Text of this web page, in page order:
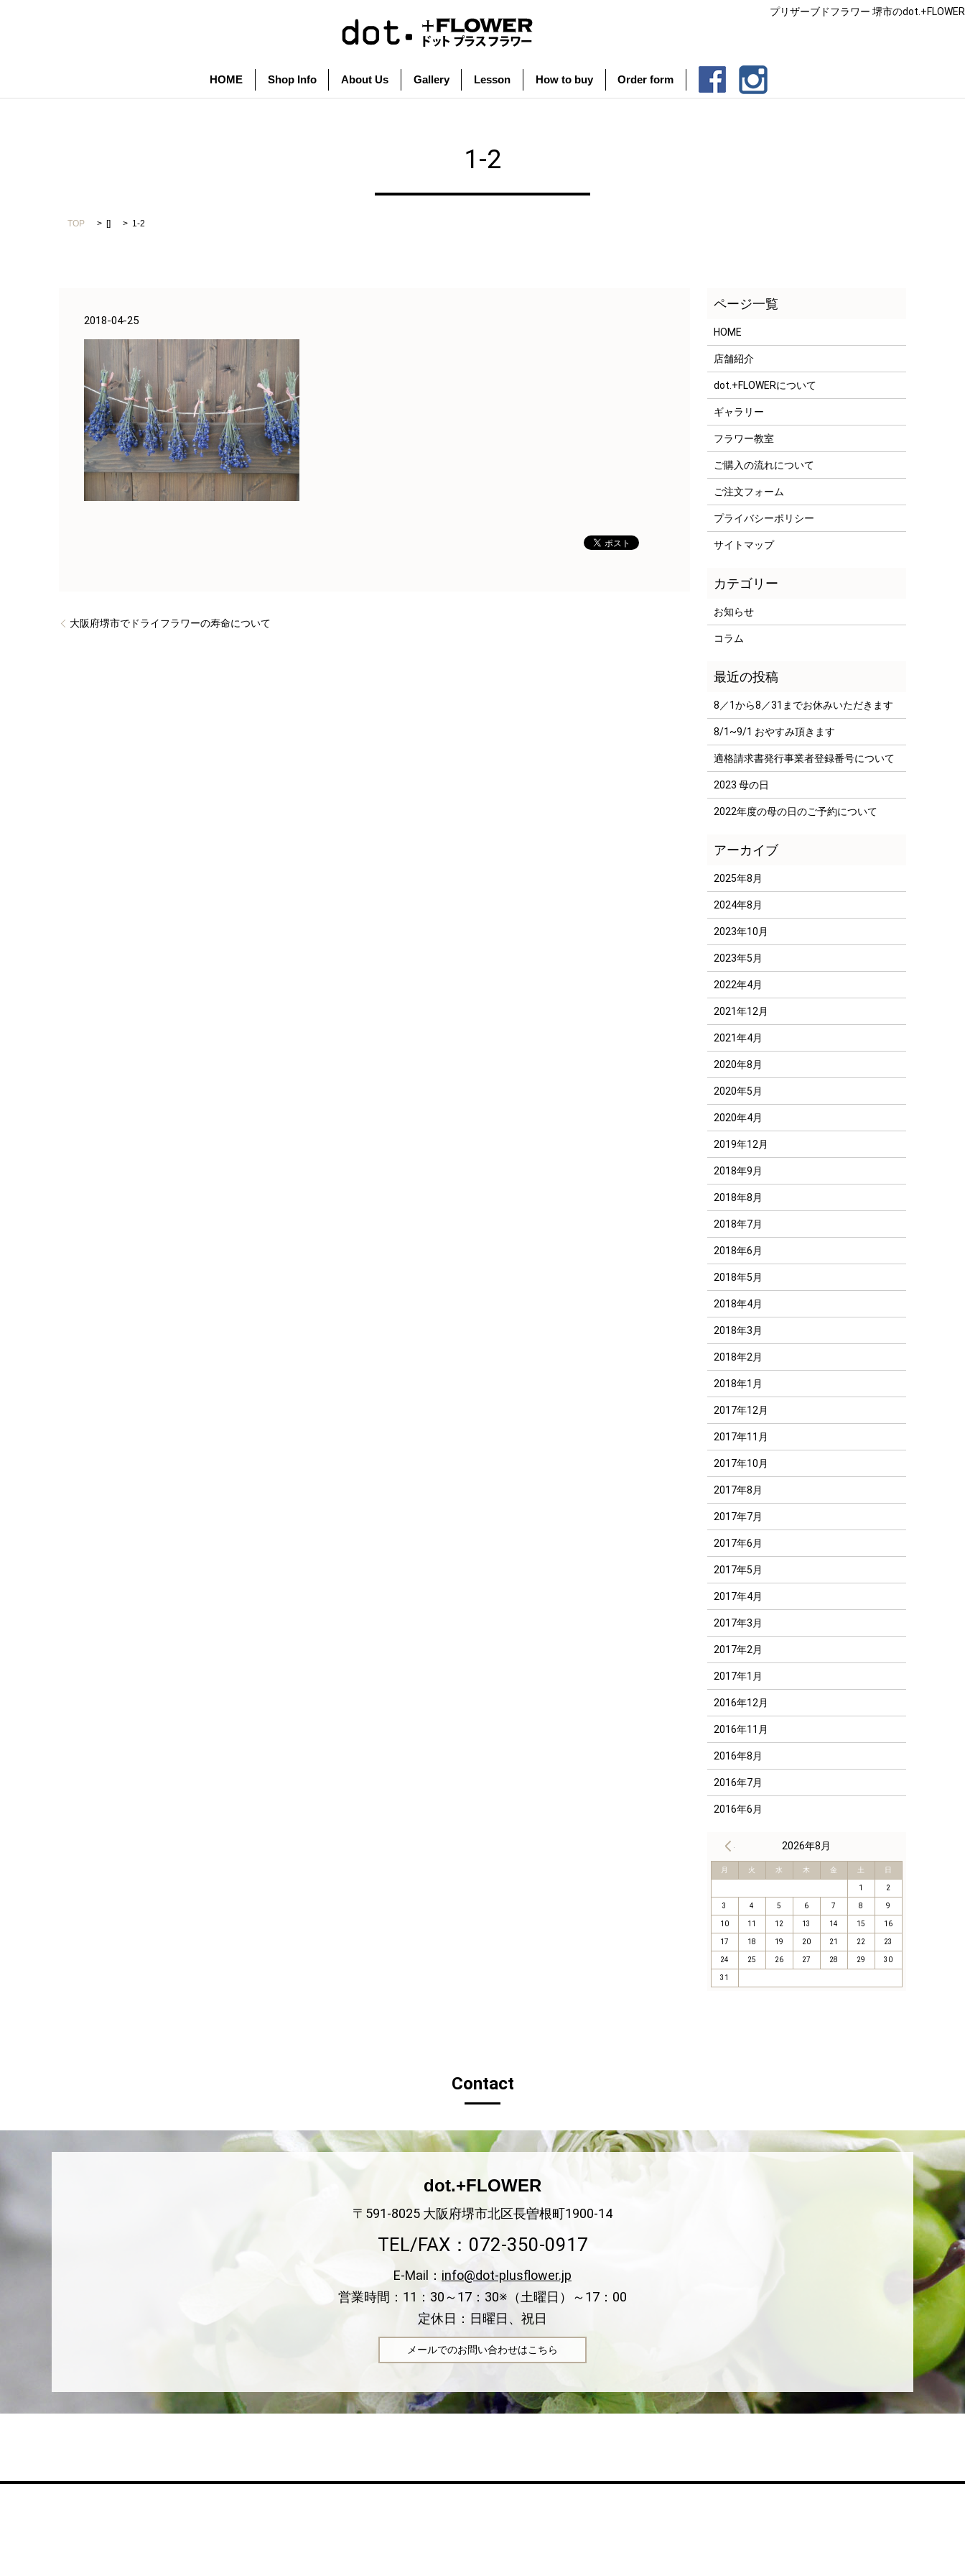
プリザーブドフラワー 堺市のdot.+FLOWER
HOME Shop Info About Us Gallery Lesson How to buy Order form
1-2
TOP [] 1-2
2018-04-25
大阪府堺市でドライフラワーの寿命について
HOME
店舗紹介
dot.+FLOWERについて
ギャラリー
フラワー教室
ご購入の流れについて
ご注文フォーム
プライバシーポリシー
サイトマップ
お知らせ
コラム
8／1から8／31までお休みいただきます
8/1~9/1 おやすみ頂きます
適格請求書発行事業者登録番号について
2023 母の日
2022年度の母の日のご予約について
2025年8月
2024年8月
2023年10月
2023年5月
2022年4月
2021年12月
2021年4月
2020年8月
2020年5月
2020年4月
2019年12月
2018年9月
2018年8月
2018年7月
2018年6月
2018年5月
2018年4月
2018年3月
2018年2月
2018年1月
2017年12月
2017年11月
2017年10月
2017年8月
2017年7月
2017年6月
2017年5月
2017年4月
2017年3月
2017年2月
2017年1月
2016年12月
2016年11月
2016年8月
2016年7月
2016年6月
2026年8月
月 火 水 木 金 土 日
1 2
3 4 5 6 7 8 9
10 11 12 13 14 15 16
17 18 19 20 21 22 23
24 25 26 27 28 29 30
31
Contact
dot.+FLOWER
〒591-8025 大阪府堺市北区長曽根町1900-14
TEL/FAX：072-350-0917
E-Mail： info@dot-plusflower.jp
営業時間：11：30～17：30※（土曜日）～17：00
定休日：日曜日、祝日
メールでのお問い合わせはこちら